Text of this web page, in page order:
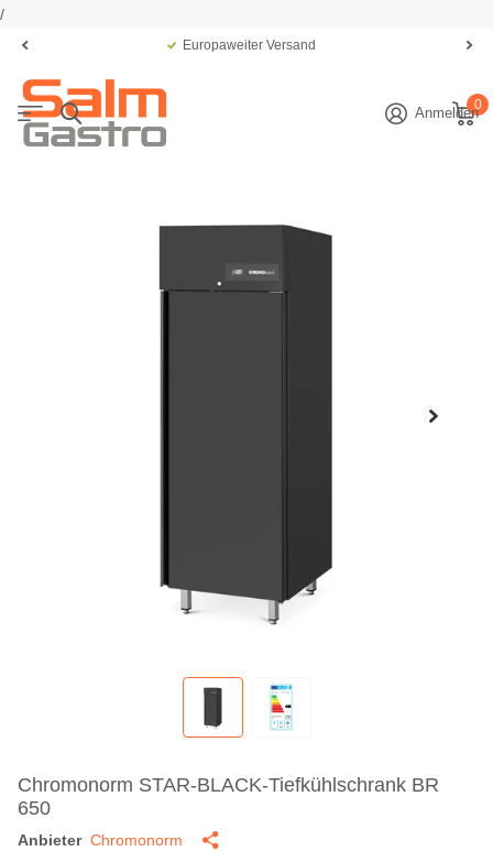
/
Europaweiter Versand
Anmelden0
Chromonorm STAR-BLACK-Tiefkühlschrank BR
650
Anbieter Chromonorm